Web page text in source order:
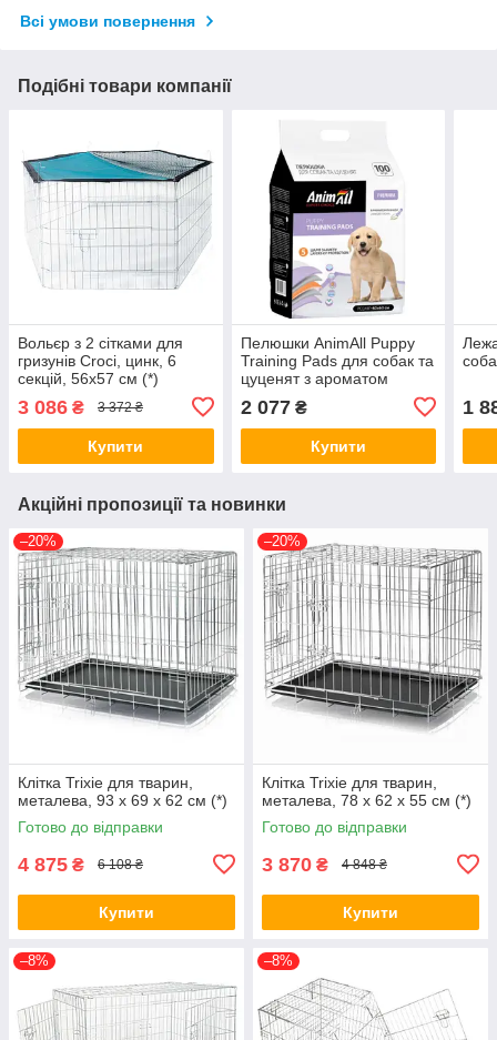
Всі умови повернення
Подібні товари компанії
Вольєр з 2 сітками для
гризунів Croci, цинк, 6
секцій, 56х57 см (*)
3 086 ₴ 3 372 ₴
Купити
Пелюшки AnimAll Puppy
Training Pads для собак та
цуценят з ароматом
штук
2 077₴
Купити
1
Акційні пропозиції та новинки
–20%
Клітка Trixie для тварин,
металева, 93 x 69 x 62 см (*)
Готово до відправки
4 875 ₴ 6 108 ₴
Купити
–20%
Клітка Trixie для тварин,
металева, 78 x 62 x 55 см (*)
Готово до відправки
3 870 ₴ 4 848 ₴
Купити
–8% –8%